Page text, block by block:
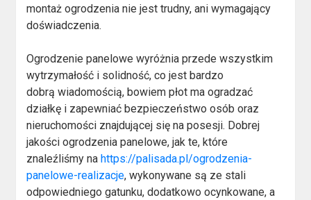
montaż ogrodzenia nie jest trudny, ani wymagający
doświadczenia.
Ogrodzenie panelowe wyróżnia przede wszystkim
wytrzymałość i solidność, co jest bardzo
dobrą wiadomością, bowiem płot ma ogradzać
działkę i zapewniać bezpieczeństwo osób oraz
nieruchomości znajdującej się na posesji. Dobrej
jakości ogrodzenia panelowe, jak te, które
znaleźliśmy na https://palisada.pl/ogrodzenia-
panelowe-realizacje, wykonywane są ze stali
odpowiedniego gatunku, dodatkowo ocynkowane, a